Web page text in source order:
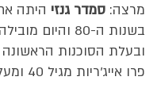
מרצה: סמדר גנזי היתה
בשנות ה-80
ובעלת הסוכנות הראשונה
פרו אייג'ריות מגיל 40 ומעלה.